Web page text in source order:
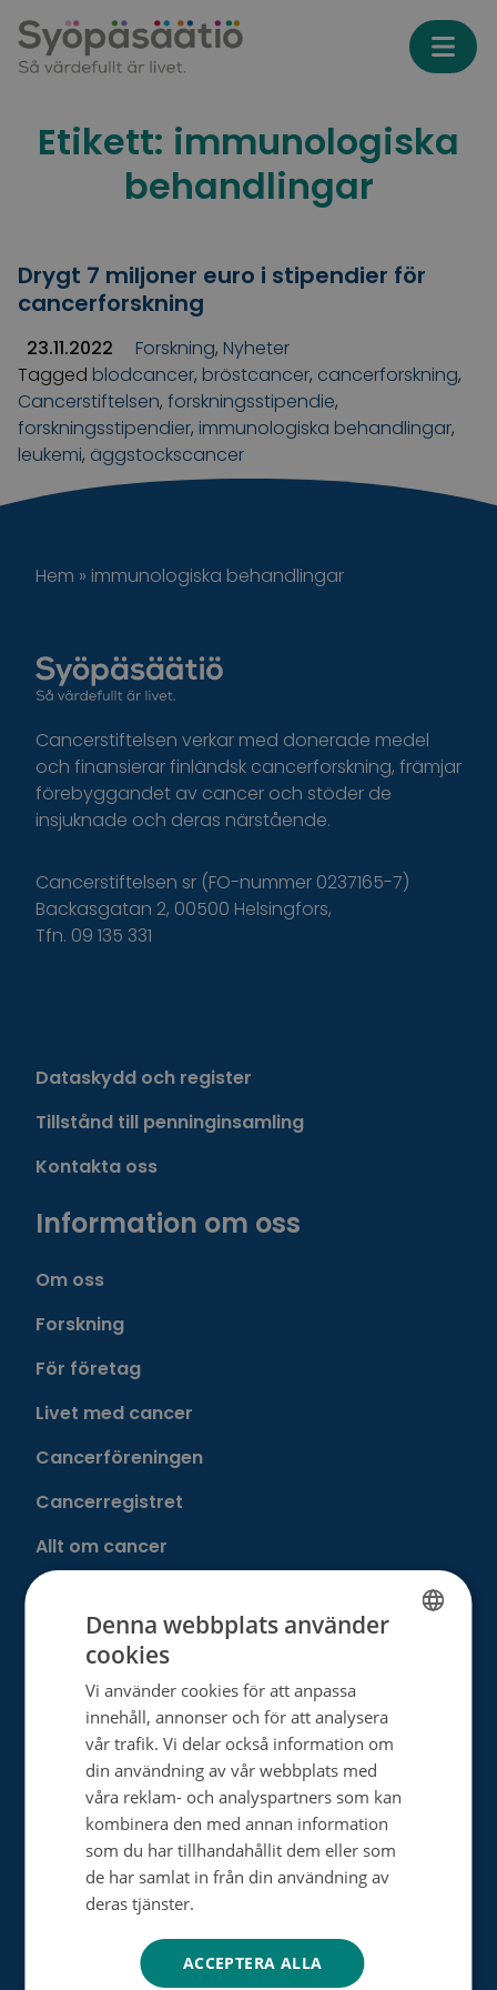
Etikett: immunologiska
behandlingar
Drygt 7 miljoner euro i stipendier för
cancerforskning
23.11.2022 Forskning, Nyheter
Tagged blodcancer, bröstcancer, cancerforskning,
Cancerstiftelsen, forskningsstipendie,
forskningsstipendier, immunologiska behandlingar,
leukemi, äggstockscancer
Hem » immunologiska behandlingar
Cancerstiftelsen verkar med donerade medel
och finansierar finländsk cancerforskning, främjar
förebyggandet av cancer och stöder de
insjuknade och deras närstående.
Cancerstiftelsen sr (FO-nummer 0237165-7)
Backasgatan 2, 00500 Helsingfors,
Tfn. 09 135 331
Dataskydd och register
Tillstånd till penninginsamling
Kontakta oss
Information om oss
Om oss
Forskning
För företag
Livet med cancer
Cancerföreningen
Cancerregistret
Allt om cancer
Donera
Välj ditt eget sätt att hjälpa
Bli månadsdonator
Engångsdonation
Bemärkelsedagsinsamling
Minnesgåva
Minnesinsamling
Denna webbplats använder
cookies
Vi använder cookies för att anpassa
innehåll, annonser och för att analysera
vår trafik. Vi delar också information om
din användning av vår webbplats med
våra reklam- och analyspartners som kan
kombinera den med annan information
som du har tillhandahållit dem eller som
de har samlat in från din användning av
deras tjänster.
ACCEPTERA ALLA